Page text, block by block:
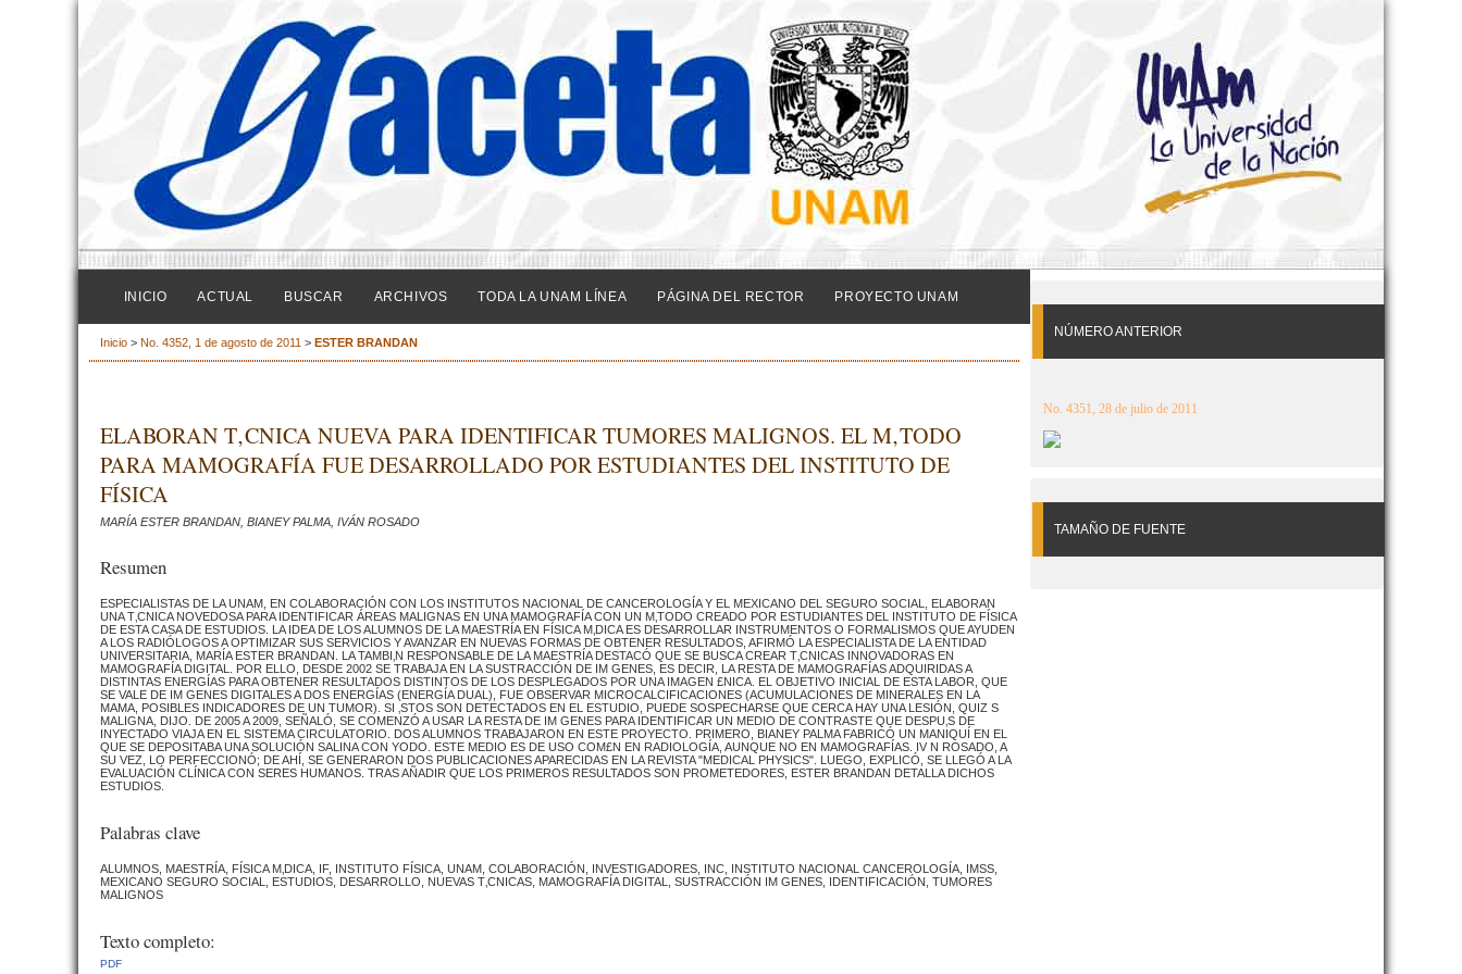
NÚMERO ANTERIOR
No. 4351, 28 de julio de 2011
TAMAÑO DE FUENTE
INICIO ACTUAL BUSCAR ARCHIVOS TODA LA UNAM LÍNEA PÁGINA DEL RECTOR PROYECTO UNAM
Inicio > No. 4352, 1 de agosto de 2011 > ESTER BRANDAN
ELABORAN T‚CNICA NUEVA PARA IDENTIFICAR TUMORES MALIGNOS. EL M‚TODO
PARA MAMOGRAFÍA FUE DESARROLLADO POR ESTUDIANTES DEL INSTITUTO DE
FÍSICA
MARÍA ESTER BRANDAN, BIANEY PALMA, IVÁN ROSADO
Resumen
ESPECIALISTAS DE LA UNAM, EN COLABORACIÓN CON LOS INSTITUTOS NACIONAL DE CANCEROLOGÍA Y EL MEXICANO DEL SEGURO SOCIAL, ELABORAN
UNA T‚CNICA NOVEDOSA PARA IDENTIFICAR ÁREAS MALIGNAS EN UNA MAMOGRAFÍA CON UN M‚TODO CREADO POR ESTUDIANTES DEL INSTITUTO DE FÍSICA
DE ESTA CASA DE ESTUDIOS. LA IDEA DE LOS ALUMNOS DE LA MAESTRÍA EN FÍSICA M‚DICA ES DESARROLLAR INSTRUMENTOS O FORMALISMOS QUE AYUDEN
A LOS RADIÓLOGOS A OPTIMIZAR SUS SERVICIOS Y AVANZAR EN NUEVAS FORMAS DE OBTENER RESULTADOS, AFIRMÓ LA ESPECIALISTA DE LA ENTIDAD
UNIVERSITARIA, MARÍA ESTER BRANDAN. LA TAMBI‚N RESPONSABLE DE LA MAESTRÍA DESTACÓ QUE SE BUSCA CREAR T‚CNICAS INNOVADORAS EN
MAMOGRAFÍA DIGITAL. POR ELLO, DESDE 2002 SE TRABAJA EN LA SUSTRACCIÓN DE IM GENES, ES DECIR, LA RESTA DE MAMOGRAFÍAS ADQUIRIDAS A
DISTINTAS ENERGÍAS PARA OBTENER RESULTADOS DISTINTOS DE LOS DESPLEGADOS POR UNA IMAGEN £NICA. EL OBJETIVO INICIAL DE ESTA LABOR, QUE
SE VALE DE IM GENES DIGITALES A DOS ENERGÍAS (ENERGÍA DUAL), FUE OBSERVAR MICROCALCIFICACIONES (ACUMULACIONES DE MINERALES EN LA
MAMA, POSIBLES INDICADORES DE UN TUMOR). SI ‚STOS SON DETECTADOS EN EL ESTUDIO, PUEDE SOSPECHARSE QUE CERCA HAY UNA LESIÓN, QUIZ S
MALIGNA, DIJO. DE 2005 A 2009, SEÑALÓ, SE COMENZÓ A USAR LA RESTA DE IM GENES PARA IDENTIFICAR UN MEDIO DE CONTRASTE QUE DESPU‚S DE
INYECTADO VIAJA EN EL SISTEMA CIRCULATORIO. DOS ALUMNOS TRABAJARON EN ESTE PROYECTO. PRIMERO, BIANEY PALMA FABRICÓ UN MANIQUÍ EN EL
QUE SE DEPOSITABA UNA SOLUCIÓN SALINA CON YODO. ESTE MEDIO ES DE USO COM£N EN RADIOLOGÍA, AUNQUE NO EN MAMOGRAFÍAS. IV N ROSADO, A
SU VEZ, LO PERFECCIONÓ; DE AHÍ, SE GENERARON DOS PUBLICACIONES APARECIDAS EN LA REVISTA "MEDICAL PHYSICS". LUEGO, EXPLICÓ, SE LLEGÓ A LA
EVALUACIÓN CLÍNICA CON SERES HUMANOS. TRAS AÑADIR QUE LOS PRIMEROS RESULTADOS SON PROMETEDORES, ESTER BRANDAN DETALLA DICHOS
ESTUDIOS.
Palabras clave
ALUMNOS, MAESTRÍA, FÍSICA M‚DICA, IF, INSTITUTO FÍSICA, UNAM, COLABORACIÓN, INVESTIGADORES, INC, INSTITUTO NACIONAL CANCEROLOGÍA, IMSS,
MEXICANO SEGURO SOCIAL, ESTUDIOS, DESARROLLO, NUEVAS T‚CNICAS, MAMOGRAFÍA DIGITAL, SUSTRACCIÓN IM GENES, IDENTIFICACIÓN, TUMORES
MALIGNOS
Texto completo:
PDF